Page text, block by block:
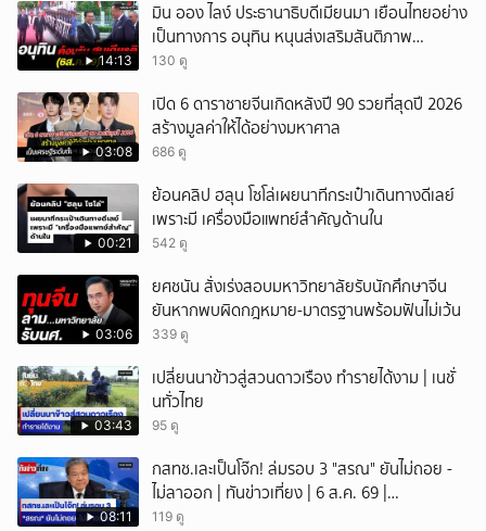
14:13
มิน ออง ไลง์ ประธานาธิบดีเมียนมา เยือนไทยอย่าง
เป็นทางการ อนุทิน หนุนส่งเสริมสันติภาพ
เสถียรภาพชายแดน
130 ดู
03:08
เปิด 6 ดาราชายจีนเกิดหลังปี 90 รวยที่สุดปี 2026
สร้างมูลค่าให้ได้อย่างมหาศาล
686 ดู
00:21
ย้อนคลิป ฮลุน โซโล่เผยนาทีกระเป๋าเดินทางดีเลย์
เพราะมี เครื่องมือแพทย์สำคัญด้านใน
542 ดู
03:06
ยศชนัน สั่งเร่งสอบมหาวิทยาลัยรับนักศึกษาจีน
ยันหากพบผิดกฎหมาย-มาตรฐานพร้อมฟันไม่เว้น
339 ดู
03:43
เปลี่ยนนาข้าวสู่สวนดาวเรือง ทำรายได้งาม | เนชั่
นทั่วไทย
95 ดู
08:11
กสทช.เละเป็นโจ๊ก! ล่มรอบ 3 "สรณ" ยันไม่ถอย -
ไม่ลาออก | ทันข่าวเที่ยง | 6 ส.ค. 69 |
NationTV22
119 ดู